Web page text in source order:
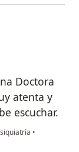
Doctora
atenta y
escuchar.
•